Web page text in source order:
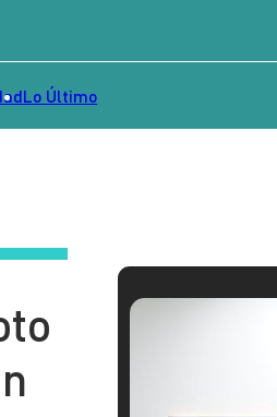
Lo Último